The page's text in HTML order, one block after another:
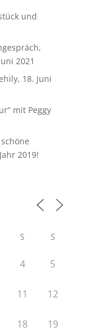
und
2021
18. Juni
mit Peggy
2019!
S S
4 5
11 12
18 19